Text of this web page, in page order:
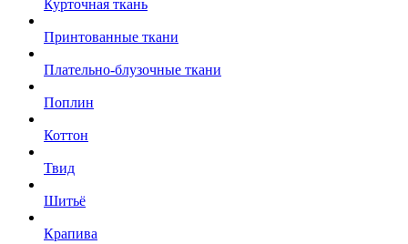
Курточная ткань
Принтованные ткани
Плательно-блузочные ткани
Поплин
Коттон
Твид
Шитьё
Крапива